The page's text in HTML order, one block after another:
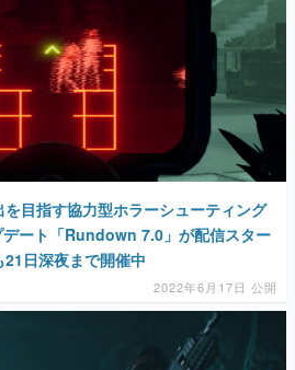
目指す協力型ホラーシューティング
デート「Rundown 7.0」が配信スター
21日深夜まで開催中
2022年6月17日 公開